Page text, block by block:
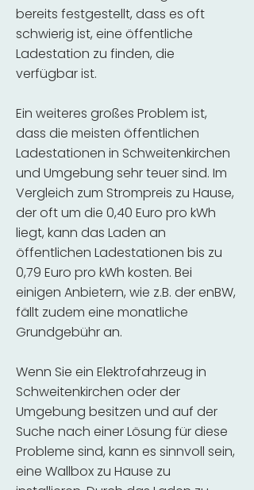
bereits festgestellt, dass es oft
schwierig ist, eine öffentliche
Ladestation zu finden, die
verfügbar ist.
Ein weiteres großes Problem ist,
dass die meisten öffentlichen
Ladestationen in Schweitenkirchen
und Umgebung sehr teuer sind. Im
Vergleich zum Strompreis zu Hause,
der oft um die 0,40 Euro pro kWh
liegt, kann das Laden an
öffentlichen Ladestationen bis zu
0,79 Euro pro kWh kosten. Bei
einigen Anbietern, wie z.B. der enBW,
fällt zudem eine monatliche
Grundgebühr an.
Wenn Sie ein Elektrofahrzeug in
Schweitenkirchen oder der
Umgebung besitzen und auf der
Suche nach einer Lösung für diese
Probleme sind, kann es sinnvoll sein,
eine Wallbox zu Hause zu